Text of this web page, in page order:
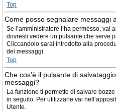
Top
Come posso segnalare messaggi
Se l’amministratore l’ha permesso, vai
dovresti vedere un pulsante che serve
Cliccandolo sarai introdotto alla
dei messaggi.
Top
Che cos’è il pulsante di
messaggi?
La funzione ti permette di salvare
in seguito. Per utilizzarle vai
Utente.